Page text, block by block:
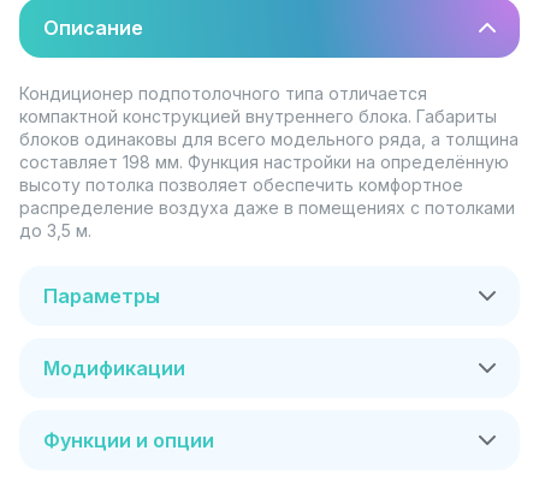
Описание
Кондиционер подпотолочного типа отличается
компактной конструкцией внутреннего блока. Габариты
блоков одинаковы для всего модельного ряда, а толщина
составляет 198 мм. Функция настройки на определённую
высоту потолка позволяет обеспечить комфортное
распределение воздуха даже в помещениях с потолками
до 3,5 м.
Параметры
Модификации
Функции и опции